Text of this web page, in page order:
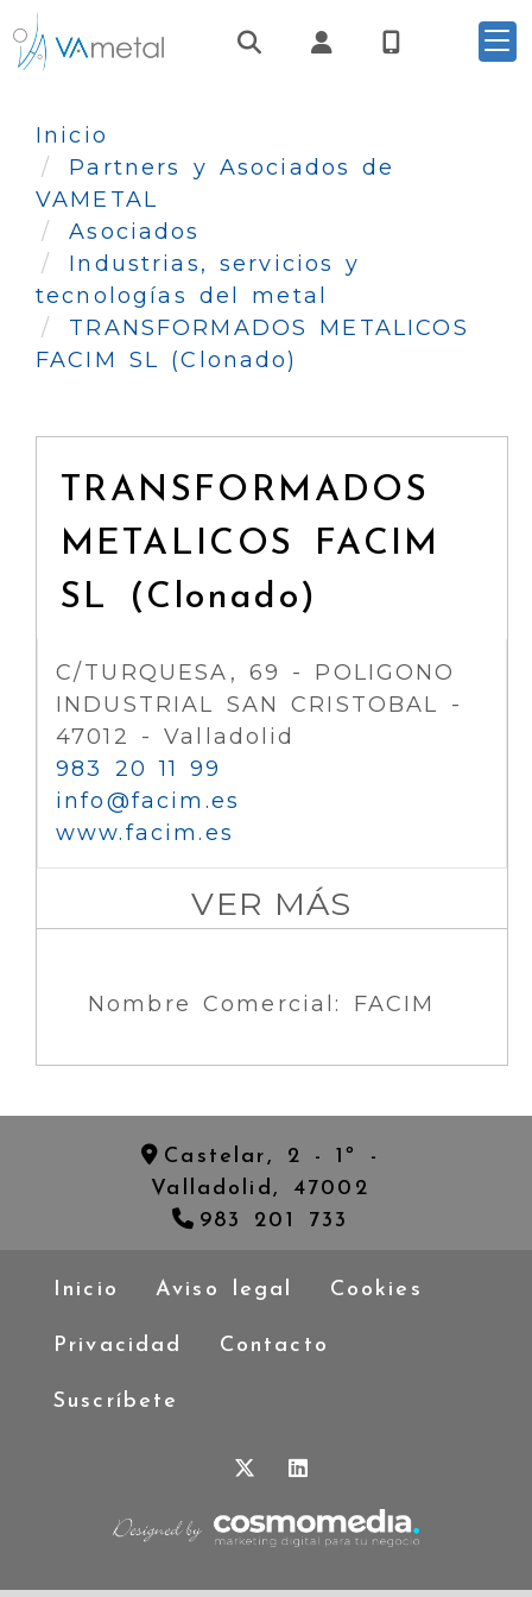
Identifícate
Inicio
Partners y Asociados de
VAMETAL
Asociados
Industrias, servicios y
tecnologías del metal
TRANSFORMADOS METALICOS
FACIM SL (Clonado)
TRANSFORMADOS
METALICOS FACIM
SL (Clonado)
C/TURQUESA, 69 - POLIGONO
INDUSTRIAL SAN CRISTOBAL -
47012 - Valladolid
983 20 11 99
info
facim.es
www.facim.es
VER MÁS
Nombre Comercial: FACIM
Castelar, 2 - 1º -
Valladolid, 47002
983 201 733
Inicio Aviso legal Cookies
Privacidad Contacto
Suscríbete